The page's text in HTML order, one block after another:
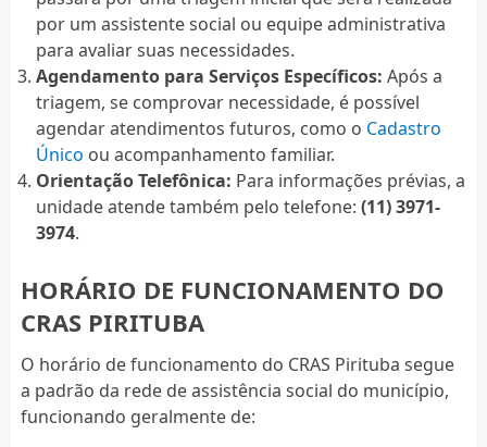
por um assistente social ou equipe administrativa
para avaliar suas necessidades.
Agendamento para Serviços Específicos: Após a
triagem, se comprovar necessidade, é possível
agendar atendimentos futuros, como o Cadastro
Único ou acompanhamento familiar.
Orientação Telefônica: Para informações prévias, a
unidade atende também pelo telefone: (11) 3971-
3974.
HORÁRIO DE FUNCIONAMENTO DO
CRAS PIRITUBA
O horário de funcionamento do CRAS Pirituba segue
a padrão da rede de assistência social do município,
funcionando geralmente de: